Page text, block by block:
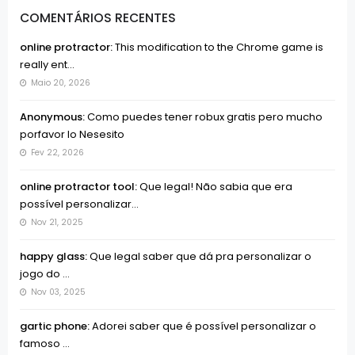
COMENTÁRIOS RECENTES
online protractor:This modification to the Chrome game is
really ent...
Maio 20, 2026
Anonymous:Como puedes tener robux gratis pero mucho
porfavor lo Nesesito
Fev 22, 2026
online protractor tool:Que legal! Não sabia que era
possível personalizar...
Nov 21, 2025
happy glass:Que legal saber que dá pra personalizar o
jogo do ...
Nov 03, 2025
gartic phone:Adorei saber que é possível personalizar o
famoso ...